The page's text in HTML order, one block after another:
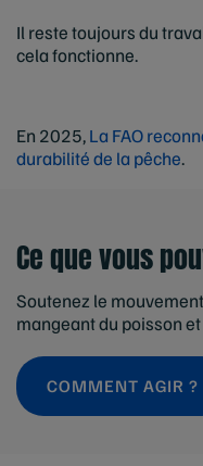
Il reste toujours du
cela fonctionne.
En 2025,La FAO
durabilité de la pêche.
Ce que vous
Soutenez le
mangeant du poisson
COMMENT AGIR ?